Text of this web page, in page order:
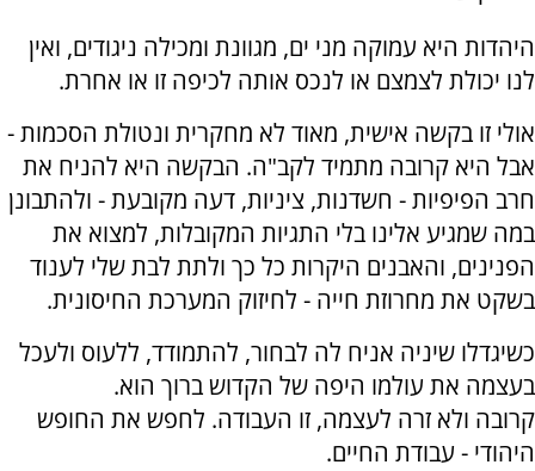
היהדות היא עמוקה מני ים, מגוונת ומכילה ניגודים, ואין
לנו יכולת לצמצם או לנכס אותה לכיפה זו או אחרת.
אולי זו בקשה אישית, מאוד לא מחקרית ונטולת הסכמות -
אבל היא קרובה מתמיד לקב"ה. הבקשה היא להניח את
חרב הפיפיות - חשדנות, ציניות, דעה מקובעת - ולהתבונן
במה שמגיע אלינו בלי התגיות המקובלות, למצוא את
הפנינים, והאבנים היקרות כל כך ולתת לבת שלי לענוד
בשקט את מחרוזת חייה - לחיזוק המערכת החיסונית.
כשיגדלו שיניה אניח לה לבחור, להתמודד, ללעוס ולעכל
בעצמה את עולמו היפה של הקדוש ברוך הוא.
קרובה ולא זרה לעצמה, זו העבודה. לחפש את החופש
היהודי - עבודת החיים.